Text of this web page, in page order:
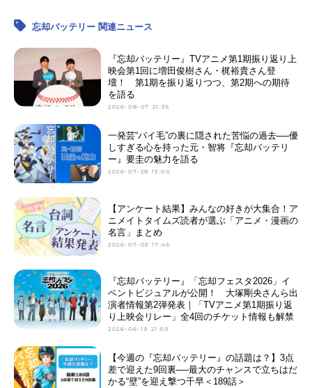
忘却バッテリー 関連ニュース
『忘却バッテリー』TVアニメ第1期振り返り上
映会第1回に増田俊樹さん・梶裕貴さん登
壇！ 第1期を振り返りつつ、第2期への期待
を語る
2026-08-07 21:35
一発芸“パイ毛”の裏に隠された苦悩の過去──優
しすぎる心を持った元・智将『忘却バッテリ
ー』要圭の魅力を語る
2026-07-28 13:00
【アンケート結果】みんなの好きが大集合！ア
ニメイトタイムズ読者が選ぶ「アニメ・漫画の
名言」まとめ
2026-07-03 17:45
『忘却バッテリー』「忘却フェスタ2026」イ
ベントビジュアルが公開！ 大塚剛央さんら出
演者情報第2弾発表｜「TVアニメ第1期振り返
り上映会リレー」全4回のチケット情報も解禁
2026-06-19 21:50
【今週の『忘却バッテリー』の話題は？】3点
差で迎えた9回裏──最大のチャンスで立ちはだ
かる“壁”を迎え撃つ千早＜189話＞